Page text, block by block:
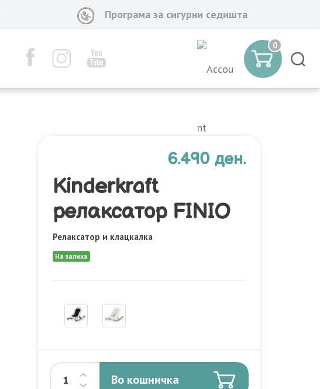
Програма за сигурни седишта
0
6.490 ден.
Kinderkraft
релаксатор FINIO
Релаксатор и клацкалка
На залиха
Во кошничка